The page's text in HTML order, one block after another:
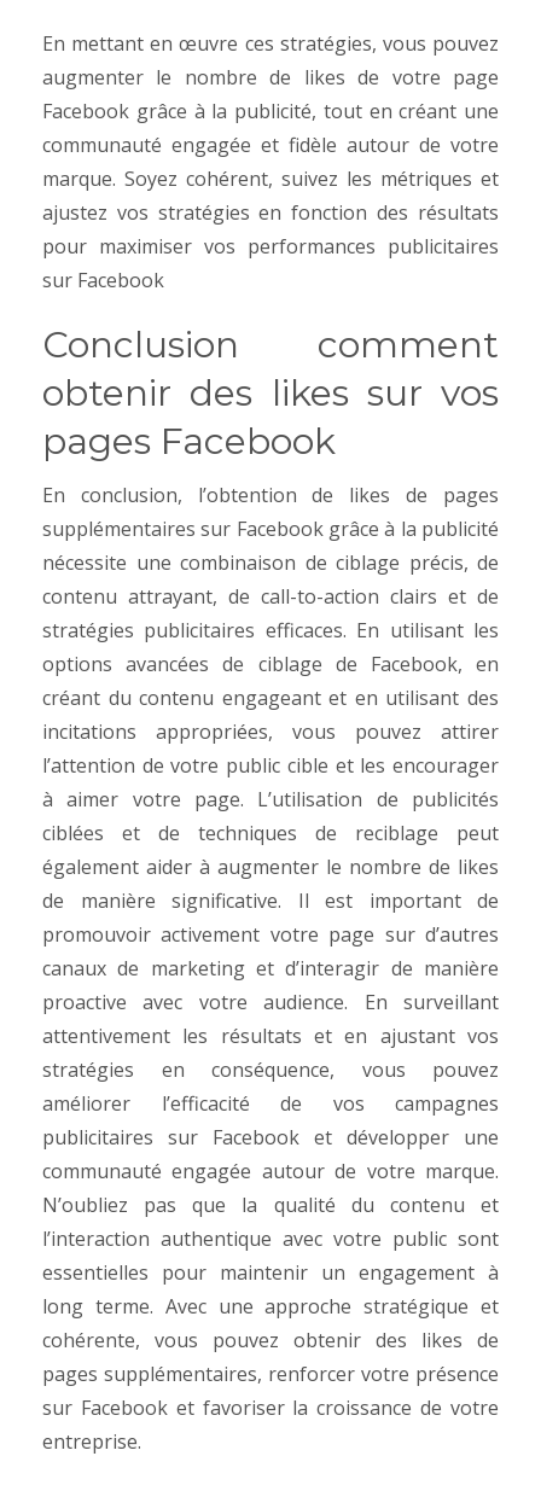
En mettant en œuvre ces stratégies, vous pouvez
augmenter le nombre de likes de votre page
Facebook grâce à la publicité, tout en créant une
communauté engagée et fidèle autour de votre
marque. Soyez cohérent, suivez les métriques et
ajustez vos stratégies en fonction des résultats
pour maximiser vos performances publicitaires
sur Facebook
Conclusion comment
obtenir des likes sur vos
pages Facebook
En conclusion, l’obtention de likes de pages
supplémentaires sur Facebook grâce à la publicité
nécessite une combinaison de ciblage précis, de
contenu attrayant, de call-to-action clairs et de
stratégies publicitaires efficaces. En utilisant les
options avancées de ciblage de Facebook, en
créant du contenu engageant et en utilisant des
incitations appropriées, vous pouvez attirer
l’attention de votre public cible et les encourager
à aimer votre page. L’utilisation de publicités
ciblées et de techniques de reciblage peut
également aider à augmenter le nombre de likes
de manière significative. Il est important de
promouvoir activement votre page sur d’autres
canaux de marketing et d’interagir de manière
proactive avec votre audience. En surveillant
attentivement les résultats et en ajustant vos
stratégies en conséquence, vous pouvez
améliorer l’efficacité de vos campagnes
publicitaires sur Facebook et développer une
communauté engagée autour de votre marque.
N’oubliez pas que la qualité du contenu et
l’interaction authentique avec votre public sont
essentielles pour maintenir un engagement à
long terme. Avec une approche stratégique et
cohérente, vous pouvez obtenir des likes de
pages supplémentaires, renforcer votre présence
sur Facebook et favoriser la croissance de votre
entreprise.